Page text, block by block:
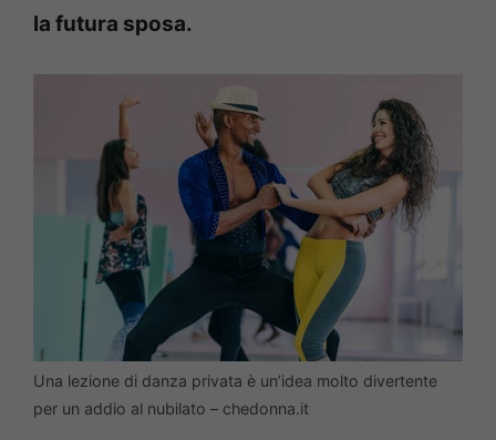
la futura sposa.
Una lezione di danza privata è un’idea molto divertente
per un addio al nubilato – chedonna.it